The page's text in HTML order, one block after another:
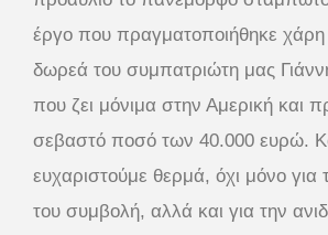
έργο που πραγματοποιήθηκε
δωρεά του συμπατριώτη μας
που ζει μόνιμα στην Αμερική και
σεβαστό ποσό των 40.000 ευρώ.
ευχαριστούμε θερμά, όχι μόνο για
του συμβολή, αλλά και για την